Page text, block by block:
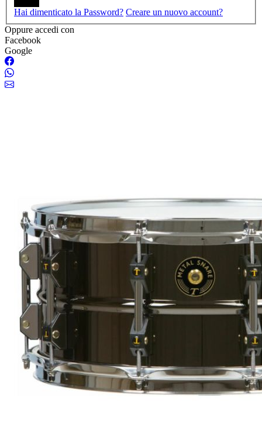
Hai dimenticato la Password? Creare un nuovo account?
Oppure accedi con
Facebook
Google